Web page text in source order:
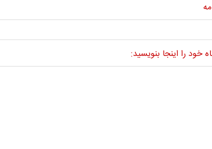
خود را اینجا بنویسید: